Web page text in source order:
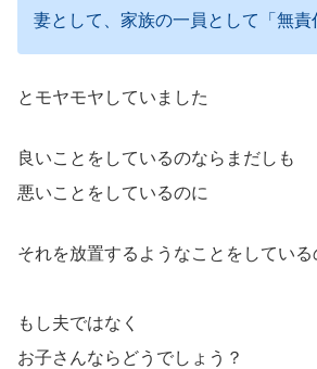
妻として、家族の一員として「無
とモヤモヤしていました
良いことをしているのならまだしも
悪いことをしているのに
それを放置するようなことをしている
もし夫ではなく
お子さんならどうでしょう？